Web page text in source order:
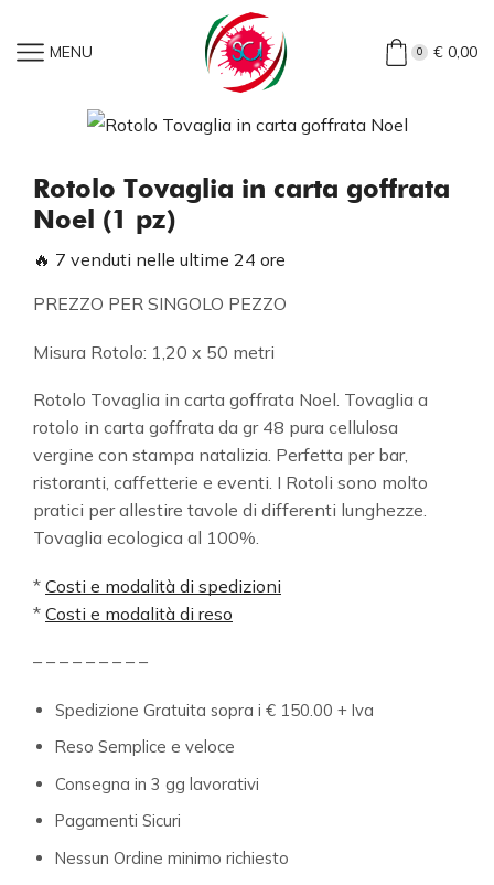
MENU 0 €0,00
Rotolo Tovaglia In Carta Goffrata Noel (1 Pz)
Rotolo Tovaglia in carta goffrata
Noel (1 pz)
🔥 7 venduti nelle ultime 24 ore
PREZZO PER SINGOLO PEZZO
Misura Rotolo: 1,20 x 50 metri
Rotolo Tovaglia in carta goffrata Noel. Tovaglia a
rotolo in carta goffrata da gr 48 pura cellulosa
vergine con stampa natalizia. Perfetta per bar,
ristoranti, caffetterie e eventi. I Rotoli sono molto
pratici per allestire tavole di differenti lunghezze.
Tovaglia ecologica al 100%.
* Costi e modalità di spedizioni
* Costi e modalità di reso
– – – – – – – – –
Spedizione Gratuita sopra i € 150.00 + Iva
Reso Semplice e veloce
Consegna in 3 gg lavorativi
Pagamenti Sicuri
Nessun Ordine minimo richiesto